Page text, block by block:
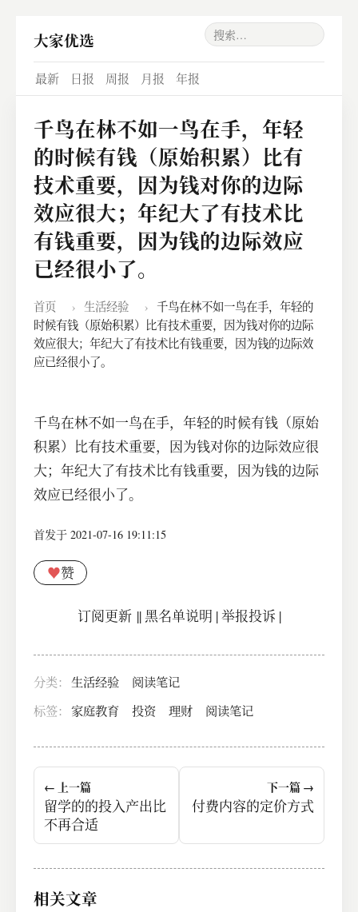
大家优选
最新 日报 周报 月报 年报
千鸟在林不如一鸟在手，年轻
的时候有钱（原始积累）比有
技术重要，因为钱对你的边际
效应很大；年纪大了有技术比
有钱重要，因为钱的边际效应
已经很小了。
首页 › 生活经验 ›
千鸟在林不如一鸟在手，年轻的
时候有钱（原始积累）比有技术重要，因为钱对你的边际
效应很大；年纪大了有技术比有钱重要，因为钱的边际效
应已经很小了。
千鸟在林不如一鸟在手，年轻的时候有钱（原始
积累）比有技术重要，因为钱对你的边际效应很
大；年纪大了有技术比有钱重要，因为钱的边际
效应已经很小了。
首发于 2021-07-16 19:11:15
♥赞
订阅更新||黑名单说明 |举报投诉 |
分类： 生活经验
阅读笔记
标签： 家庭教育 投资 理财 阅读笔记
← 上一篇
留学的的投入产出比
不再合适
下一篇 →
付费内容的定价方式
相关文章